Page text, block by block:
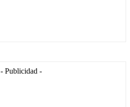
- Publicidad -